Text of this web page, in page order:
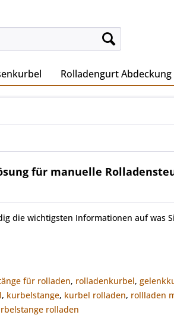
Rolladengurt Abdeckung
für manuelle
die wichtigsten Informationen auf was
für rolladen, rolladenkurbel,
, kurbelstange, kurbel rolladen, rollladen
rolladen